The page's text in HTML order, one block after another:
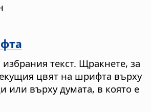
избрания текст. Щракнете, за
цвят на шрифта върху
или върху думата, в която е